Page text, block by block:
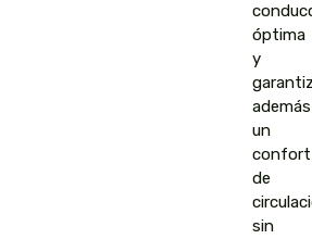
óptima
y
además
un
confort
de
sin